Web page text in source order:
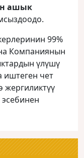
ашык
99%
Компаниянын
үлүшү
иштеген чет
жергиликтүү